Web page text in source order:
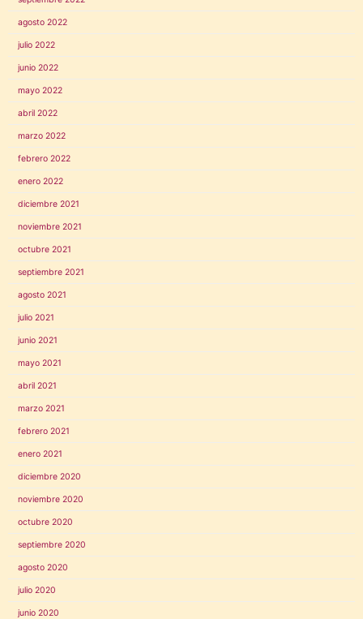
agosto 2022
julio 2022
junio 2022
mayo 2022
abril 2022
marzo 2022
febrero 2022
enero 2022
diciembre 2021
noviembre 2021
octubre 2021
septiembre 2021
agosto 2021
julio 2021
junio 2021
mayo 2021
abril 2021
marzo 2021
febrero 2021
enero 2021
diciembre 2020
noviembre 2020
octubre 2020
septiembre 2020
agosto 2020
julio 2020
junio 2020